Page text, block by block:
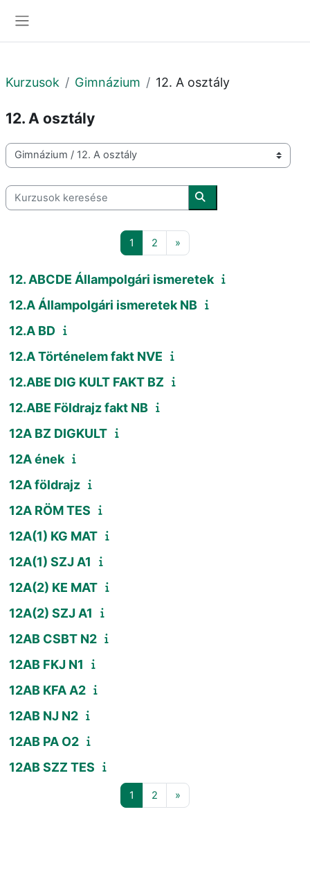
Kurzusok Gimnázium 12. A osztály
12. A osztály
Kurzuskategóriák
Kurzusok keresése
Kurzusok keresése
1 1 oldal
2 2 oldal
»
12. ABCDE Állampolgári ismeretek
12.A Állampolgári ismeretek NB
12.A BD
12.A Történelem fakt NVE
12.ABE DIG KULT FAKT BZ
12.ABE Földrajz fakt NB
12A BZ DIGKULT
12A ének
12A földrajz
12A RÖM TES
12A(1) KG MAT
12A(1) SZJ A1
12A(2) KE MAT
12A(2) SZJ A1
12AB CSBT N2
12AB FKJ N1
12AB KFA A2
12AB NJ N2
12AB PA O2
12AB SZZ TES
1 1 oldal
2 2 oldal
»